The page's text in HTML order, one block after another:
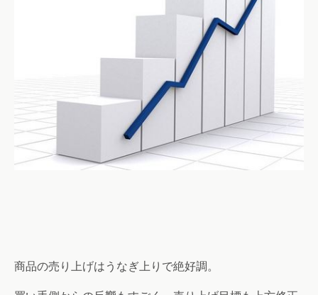
商品の売り上げはうなぎ上りで絶好調。